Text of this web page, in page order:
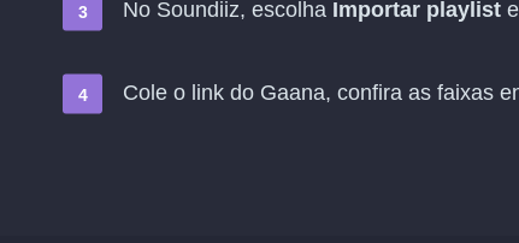
No Soundiiz, escolha Importar playlist
Cole o link do Gaana, confira as faixas